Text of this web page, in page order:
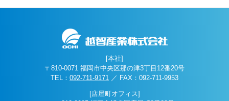
[本社]
〒810-0071 福岡市中央区那の津3丁目12番20号
TEL： 092-711-9171 ／ FAX：092-711-9953
[店屋町オフィス]